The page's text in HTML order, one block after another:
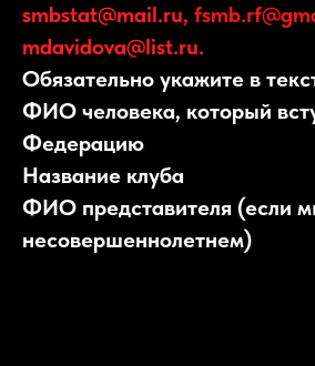
smbstat@mail.ru,
mdavidova@list.ru.
Обязательно укажите в
ФИО человека, который
Федерацию
Название клуба
ФИО представителя (если
несовершеннолетнем)